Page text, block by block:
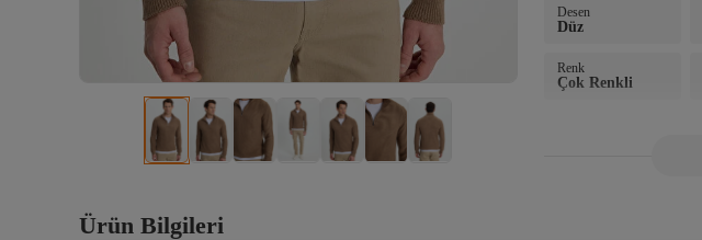
Desen
Düz
Renk
Çok Renkli
Ürün Bilgileri